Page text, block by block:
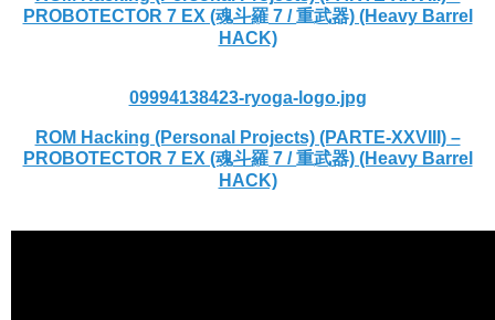
PROBOTECTOR 7 EX (魂斗羅 7 / 重武器) (Heavy Barrel
HACK)
09994138423-ryoga-logo.jpg
ROM Hacking (Personal Projects) (PARTE-XXVIII) –
PROBOTECTOR 7 EX (魂斗羅 7 / 重武器) (Heavy Barrel
HACK)